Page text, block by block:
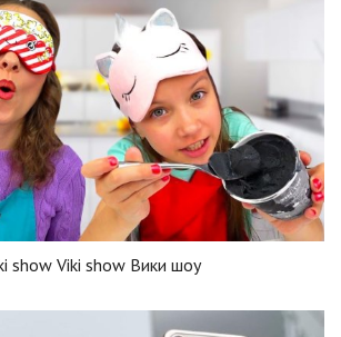
show Viki show Вики шоу